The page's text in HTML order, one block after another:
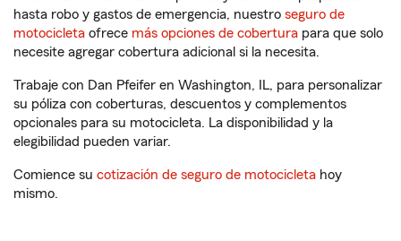
hasta robo y gastos de emergencia, nuestro seguro de
motocicleta ofrece más opciones de cobertura para que solo
necesite agregar cobertura adicional si la necesita.
Trabaje con Dan Pfeifer en Washington, IL, para personalizar
su póliza con coberturas, descuentos y complementos
opcionales para su motocicleta. La disponibilidad y la
elegibilidad pueden variar.
Comience su cotización de seguro de motocicleta hoy
mismo.